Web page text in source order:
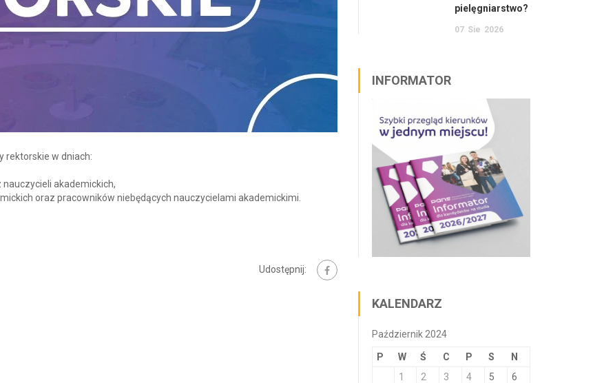
rektorskie w dniach:
akademickich,
oraz pracowników niebędących nauczycielami akademickimi.
Udostępnij:
pielęgniarstwo?
07 Sie 2026
INFORMATOR
KALENDARZ
Październik 2024
P W Ś C P S N
1 2 3 4 5
6